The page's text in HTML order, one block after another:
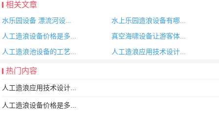
相关文章
水乐园设备 漂流河设...
水上乐园造浪设备有哪...
人工造浪设备价格是多...
真空海啸设备让游客体...
人工造浪池设备的工艺...
人工造浪应用技术设计...
热门内容
人工造浪应用技术设计...
人工造浪设备价格是多...